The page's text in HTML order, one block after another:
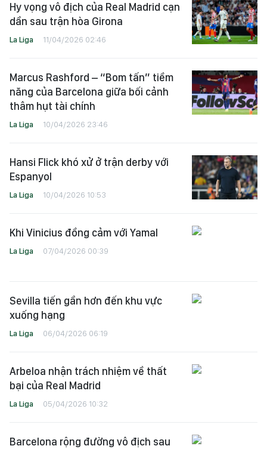
Hy vọng vô địch của Real Madrid cạn
dần sau trận hòa Girona
La Liga 11/04/2026 02:46
Marcus Rashford – “Bom tấn” tiềm
năng của Barcelona giữa bối cảnh
thâm hụt tài chính
La Liga 10/04/2026 23:46
Hansi Flick khó xử ở trận derby với
Espanyol
La Liga 10/04/2026 10:53
Khi Vinicius đồng cảm với Yamal
La Liga 07/04/2026 00:39
Sevilla tiến gần hơn đến khu vực
xuống hạng
La Liga 06/04/2026 06:19
Arbeloa nhận trách nhiệm về thất
bại của Real Madrid
La Liga 05/04/2026 10:32
Barcelona rộng đường vô địch sau